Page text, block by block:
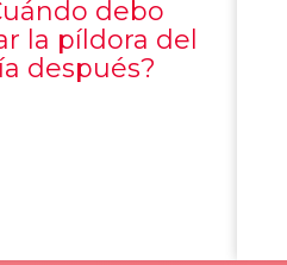
debo
la píldora del
después?